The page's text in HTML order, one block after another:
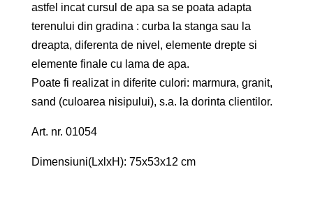
astfel incat cursul de apa sa se poata adapta
terenului din gradina : curba la stanga sau la
dreapta, diferenta de nivel, elemente drepte si
elemente finale cu lama de apa.
Poate fi realizat in diferite culori: marmura, granit,
sand (culoarea nisipului), s.a. la dorinta clientilor.
Art. nr. 01054
Dimensiuni(LxlxH): 75x53x12 cm